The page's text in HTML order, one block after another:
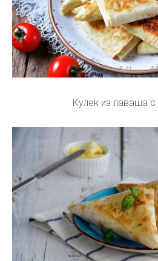
Кулек из лаваша с